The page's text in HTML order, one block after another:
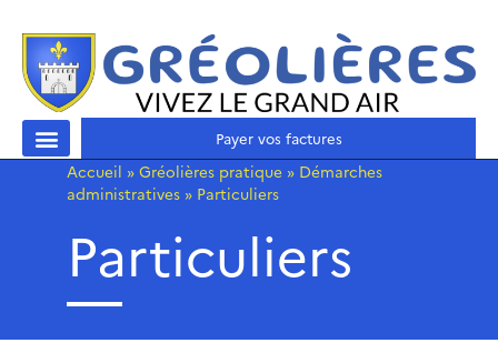
Payer vos factures
Accueil » Gréolières pratique » Démarches
administratives » Particuliers
Particuliers